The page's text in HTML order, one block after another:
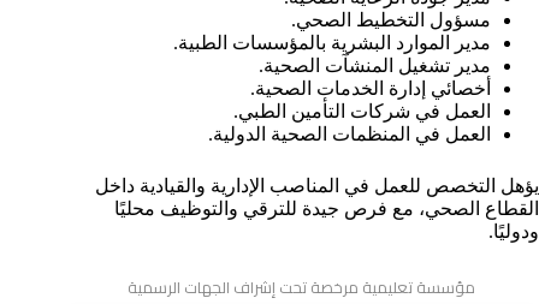
مسؤول التخطيط الصحي.
مدير الموارد البشرية بالمؤسسات الطبية.
مدير تشغيل المنشآت الصحية.
أخصائي إدارة الخدمات الصحية.
العمل في شركات التأمين الطبي.
العمل في المنظمات الصحية الدولية.
يؤهل التخصص للعمل في المناصب الإدارية والقيادية داخل
القطاع الصحي، مع فرص جيدة للترقي والتوظيف محليًا
ودوليًا.
مؤسسة تعليمية مرخصة تحت إشراف الجهات الرسمية